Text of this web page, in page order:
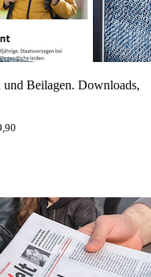
Beilagen. Downloads,